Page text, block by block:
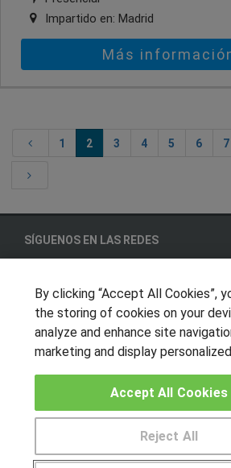
Impartido en: Madrid
Más
1 2 3 4 5 6 7
SÍGUENOS EN LAS REDES
OTROS GRUPOS DE INTERES
Muro de los idiomas
Locos por las becas
CENTROS DE FORMACIÓN
By clicking “Accept All Cookies”,
the storing of cookies on your
analyze and enhance site
marketing and display
Reject All
Accept All Cookies